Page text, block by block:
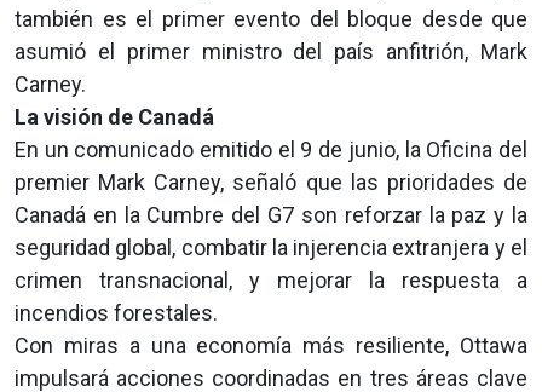
también es el primer evento del bloque desde que
asumió el primer ministro del país anfitrión, Mark
Carney.
La visión de Canadá
En un comunicado emitido el 9 de junio, la Oficina del
premier Mark Carney, señaló que las prioridades de
Canadá en la Cumbre del G7 son reforzar la paz y la
seguridad global, combatir la injerencia extranjera y el
crimen transnacional, y mejorar la respuesta a
incendios forestales.
Con miras a una economía más resiliente, Ottawa
impulsará acciones coordinadas en tres áreas clave